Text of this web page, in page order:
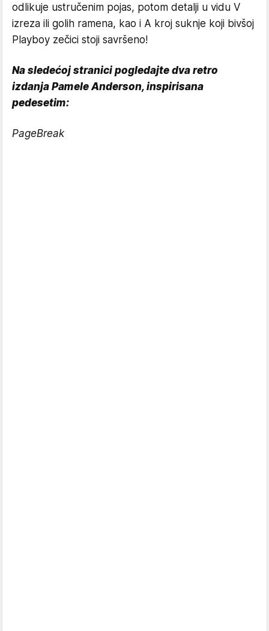
odlikuje ustručenim pojas, potom detalji u vidu V
izreza ili golih ramena, kao i A kroj suknje koji bivšoj
Playboy zečici stoji savršeno!
Na sledećoj stranici pogledajte dva retro
izdanja Pamele Anderson, inspirisana
pedesetim:
PageBreak